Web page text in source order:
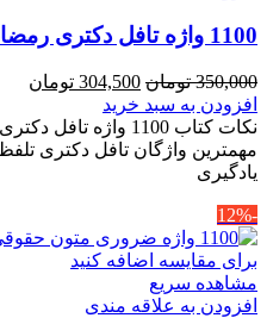
1100 واژه تافل دکتری رمضانی -کتاب آوا
350,000 تومان قیمت
اصلی
350,000 تومان
بود.
304,500 تومان
افزودن به سبد خرید
نکات کتاب 1100
مهمترین واژگان تافل دکتری
یادگیری
-12%
برای مقایسه اضافه کنید
مشاهده سریع
افزودن به علاقه مندی